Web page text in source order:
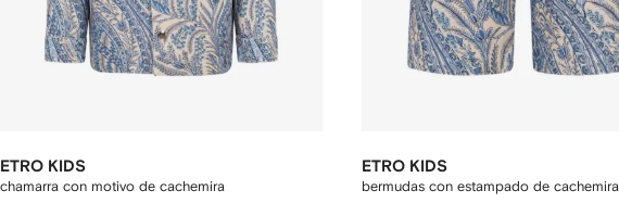
ETRO KIDS
chamarra con motivo de cachemira
ETRO KIDS
bermudas con estampado de cachemira